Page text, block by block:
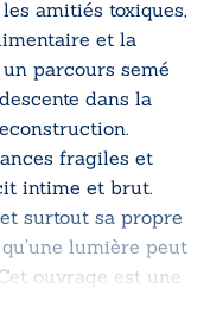
amitiés toxiques,
et la
parcours semé
dans la
fragiles et
intime et brut.
surtout sa propre
lumière peut
ouvrage est une
un message